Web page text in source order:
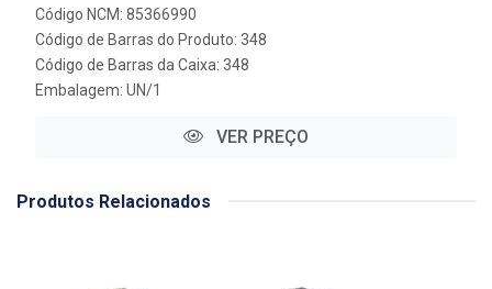
Código NCM: 85366990
Código de Barras do Produto: 348
Código de Barras da Caixa: 348
Embalagem: UN/1
VER PREÇO
Produtos Relacionados